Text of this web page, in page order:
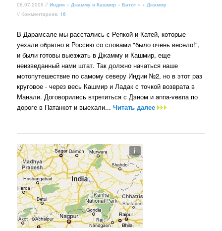
06.07.2009 //Индия » Джамму и Кашмир »Батот » + Джамму
// Комментариев:16
В Дарамсале мы расстались с Репкой и Катей, которые
уехали обратно в Россию со словами "было очень весело!",
и были готовы выезжать в Джамму и Кашмир, еще
неизведанный нами штат. Так должно начаться наше
мотопутешествие по самому северу Индии №2, но в этот раз
круговое - через весь Кашмир и Ладак с точкой возврата в
Манали. Договорились втретиться с Дэном и anna-vesna по
дороге в Патанкот и выехали...Читать далее